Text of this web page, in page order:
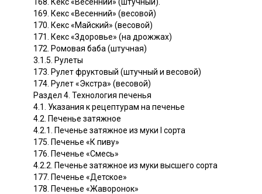
169. Кекс «Весенний» (весовой)
170. Кекс «Майский» (весовой)
171. Кекс «Здоровье» (на дрожжах)
172. Ромовая баба (штучная)
3.1.5. Рулеты
173. Рулет фруктовый (штучный и весовой)
174. Рулет «Экстра» (весовой)
Раздел 4. Технология печенья
4.1. Указания к рецептурам на печенье
4.2. Печенье затяжное
4.2.1. Печенье затяжное из муки I сорта
175. Печенье «К пиву»
176. Печенье «Смесь»
4.2.2. Печенье затяжное из муки высшего сорта
177. Печенье «Детское»
178. Печенье «Жаворонок»